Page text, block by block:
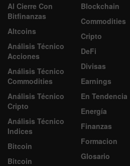
Al Cierre Con
Bitfinanzas
Altcoins
Análisis Técnico
Acciones
Análisis Técnico
Commodities
Análisis Técnico
Cripto
Análisis Técnico
Indices
Bitcoin
Bitcoin
Blockchain
Commodities
Cripto
DeFi
Divisas
Earnings
En Tendencia
Energía
Finanzas
Formacion
Glosario